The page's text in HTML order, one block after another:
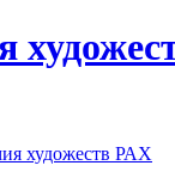
художеств РАХ